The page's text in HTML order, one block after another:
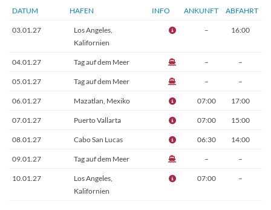
DATUM HAFEN INFO ANKUNFT ABFAHRT
03.01.27
Los Angeles,
Kalifornien
– 16:00
04.01.27 Tag auf dem Meer – –
05.01.27 Tag auf dem Meer – –
06.01.27 Mazatlan, Mexiko 07:00 17:00
07.01.27 Puerto Vallarta 07:00 15:00
08.01.27 Cabo San Lucas 06:30 14:00
09.01.27 Tag auf dem Meer – –
10.01.27
Los Angeles,
Kalifornien
07:00 –